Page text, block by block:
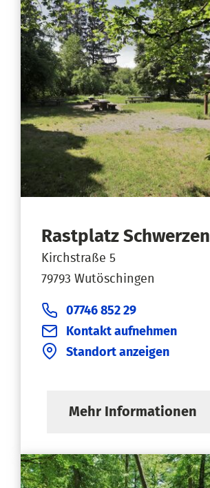
Rastplatz Schwerzen
Kirchstraße 5
79793 Wutöschingen
07746 852 29
Kontakt aufnehmen
Standort anzeigen
Mehr Informationen